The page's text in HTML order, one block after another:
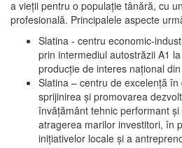
a vieţii pentru o populaţie tânără, cu
profesională. Principalele aspecte
Slatina - centru economic-
prin intermediul autostrăzii A1
producţie de interes naţional
Slatina – centru de excelenţă
sprijinirea şi promovarea
învăţământ tehnic performant
atragerea marilor investitori, în
iniţiativelor locale şi a